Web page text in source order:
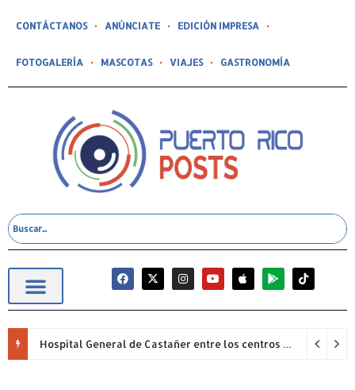
CONTÁCTANOS ANÚNCIATE EDICIÓN IMPRESA
FOTOGALERÍA MASCOTAS VIAJES GASTRONOMÍA
Hospital General de Castañer entre los centros de salud comunitarios con mejor desempeño clínico de Estados Unidos